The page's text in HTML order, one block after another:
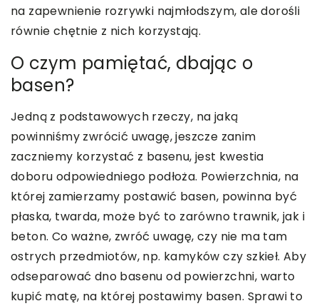
na zapewnienie rozrywki najmłodszym, ale dorośli
równie chętnie z nich korzystają.
O czym pamiętać, dbając o
basen?
Jedną z podstawowych rzeczy, na jaką
powinniśmy zwrócić uwagę, jeszcze zanim
zaczniemy korzystać z basenu, jest kwestia
doboru odpowiedniego podłoża. Powierzchnia, na
której zamierzamy postawić basen, powinna być
płaska, twarda, może być to zarówno trawnik, jak i
beton. Co ważne, zwróć uwagę, czy nie ma tam
ostrych przedmiotów, np. kamyków czy szkieł. Aby
odseparować dno basenu od powierzchni, warto
kupić matę, na której postawimy basen. Sprawi to